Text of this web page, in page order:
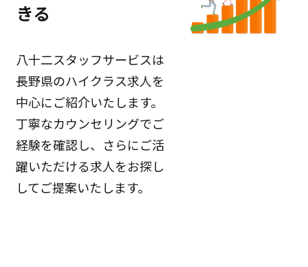
きる
八十二スタッフサービスは
長野県のハイクラス求人を
中心にご紹介いたします。
丁寧なカウンセリングでご
経験を確認し、さらにご活
躍いただける求人をお探し
してご提案いたします。